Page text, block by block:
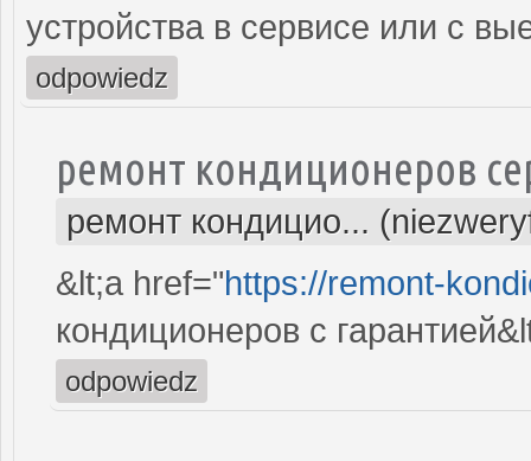
устройства в сервисе или с
odpowiedz
ремонт кондиционеров
ремонт кондицио...
&lt;a href="https://remont-
кондиционеров с
odpowiedz